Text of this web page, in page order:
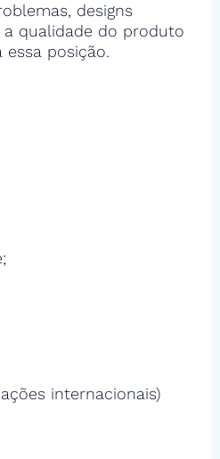
designs
qualidade do produto
essa posição.
internacionais)